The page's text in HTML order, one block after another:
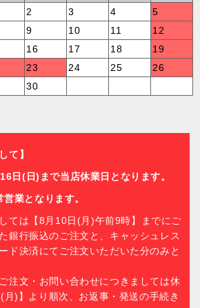
2 3 4
5
9 10 11
12
16 17 18
19
23 24 25
26
30
て】
日(日)まで当店休業日となります。
業となります。
ては【8月10日(月)午前9時】までにご
銀行振込のご注文と、キャッシュレス
ド決済にてご注文いただいた分のみと
注文・お問い合わせにつきましては休
)】より順次、お返事・発送の手続き